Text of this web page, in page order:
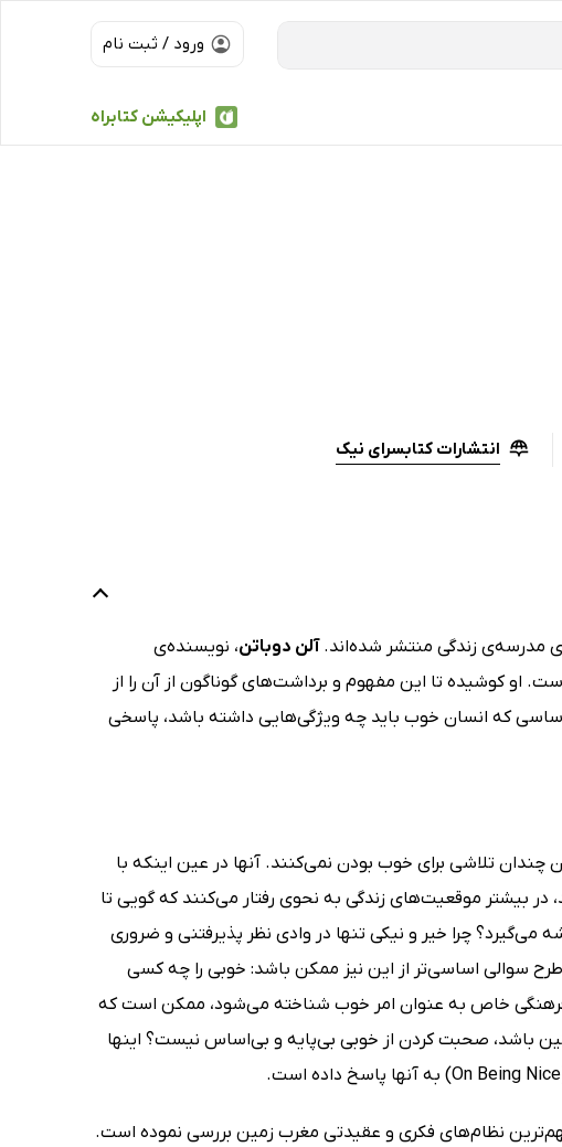
ورود / ثبت نام
اپلیکیشن کتابراه
انتشارات کتابسرای نیک
مدرسه‌ی زندگی منتشر شده‌اند.آلن دوباتن، نویسنده‌ی
او کوشیده تا این مفهوم و برداشت‌های گوناگون از آن را از
که انسان خوب باید چه ویژگی‌هایی داشته باشد، پاسخی
تلاشی برای خوب بودن نمی‌کنند. آنها در عین اینکه با
در بیشتر موقعیت‌های زندگی به نحوی رفتار می‌کنند که گویی تا
می‌گیرد؟ چرا خیر و نیکی تنها در وادی نظر پذیرفتنی و ضروری
سوالی اساسی‌تر از این نیز ممکن باشد: خوبی را چه کسی
خاص به عنوان امر خوب شناخته می‌شود، ممکن است که
باشد، صحبت کردن از خوبی بی‌پایه و بی‌اساس نیست؟ اینها
مهم‌ترین نظام‌های فکری و عقیدتی مغرب زمین بررسی نموده است.